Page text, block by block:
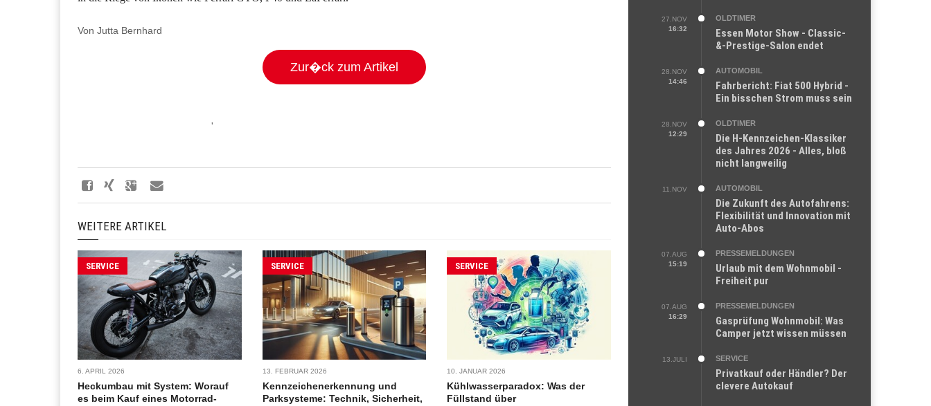
Von Jutta Bernhard
Zur�ck zum Artikel
'
WEITERE ARTIKEL
SERVICE
6. APRIL 2026
Heckumbau mit System: Worauf
es beim Kauf eines Motorrad-
SERVICE
13. FEBRUAR 2026
Kennzeichenerkennung und
Parksysteme: Technik, Sicherheit,
SERVICE
10. JANUAR 2026
Kühlwasserparadox: Was der
Füllstand über
27.NOV
16:32
OLDTIMER
Essen Motor Show - Classic-
&-Prestige-Salon endet
28.NOV
14:46
AUTOMOBIL
Fahrbericht: Fiat 500 Hybrid -
Ein bisschen Strom muss sein
28.NOV
12:29
OLDTIMER
Die H-Kennzeichen-Klassiker
des Jahres 2026 - Alles, bloß
nicht langweilig
11.NOV AUTOMOBIL
Die Zukunft des Autofahrens:
Flexibilität und Innovation mit
Auto-Abos
07.AUG
15:19
PRESSEMELDUNGEN
Urlaub mit dem Wohnmobil -
Freiheit pur
07.AUG
16:29
PRESSEMELDUNGEN
Gasprüfung Wohnmobil: Was
Camper jetzt wissen müssen
13.JULI SERVICE
Privatkauf oder Händler? Der
clevere Autokauf